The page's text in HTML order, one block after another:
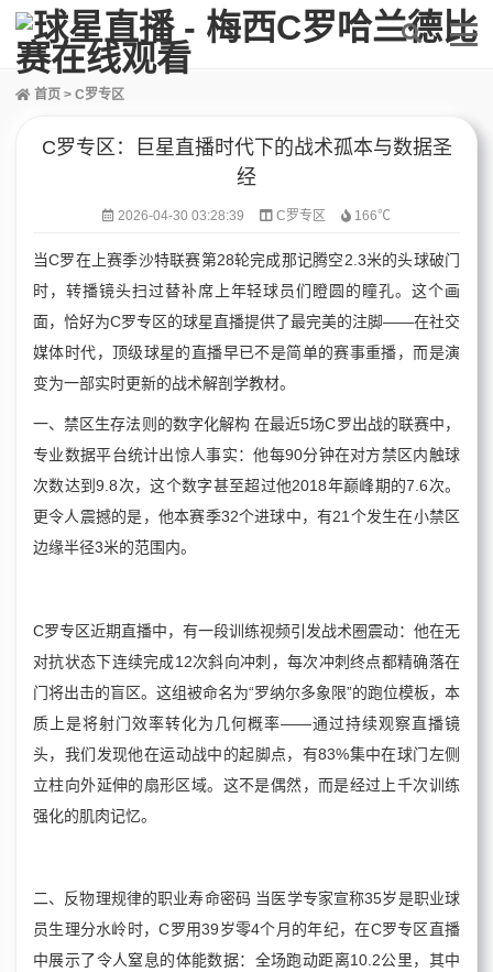
首页 > C罗专区
C罗专区：巨星直播时代下的战术孤本与数据圣
经
2026-04-30 03:28:39 C罗专区 166℃
当C罗在上赛季沙特联赛第28轮完成那记腾空2.3米的头球破门
时，转播镜头扫过替补席上年轻球员们瞪圆的瞳孔。这个画
面，恰好为C罗专区的球星直播提供了最完美的注脚——在社交
媒体时代，顶级球星的直播早已不是简单的赛事重播，而是演
变为一部实时更新的战术解剖学教材。
一、禁区生存法则的数字化解构 在最近5场C罗出战的联赛中，
专业数据平台统计出惊人事实：他每90分钟在对方禁区内触球
次数达到9.8次，这个数字甚至超过他2018年巅峰期的7.6次。
更令人震撼的是，他本赛季32个进球中，有21个发生在小禁区
边缘半径3米的范围内。
C罗专区近期直播中，有一段训练视频引发战术圈震动：他在无
对抗状态下连续完成12次斜向冲刺，每次冲刺终点都精确落在
门将出击的盲区。这组被命名为“罗纳尔多象限”的跑位模板，本
质上是将射门效率转化为几何概率——通过持续观察直播镜
头，我们发现他在运动战中的起脚点，有83%集中在球门左侧
立柱向外延伸的扇形区域。这不是偶然，而是经过上千次训练
强化的肌肉记忆。
二、反物理规律的职业寿命密码 当医学专家宣称35岁是职业球
员生理分水岭时，C罗用39岁零4个月的年纪，在C罗专区直播
中展示了令人窒息的体能数据：全场跑动距离10.2公里，其中